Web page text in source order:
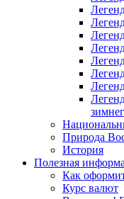
Природа
История
Полезная
Как
Курс валют